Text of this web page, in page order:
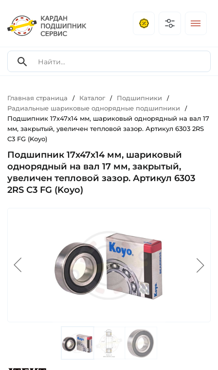
Главная страница / Каталог / Подшипники /
Радиальные шариковые однорядные подшипники /
Подшипник 17х47х14 мм, шариковый однорядный на вал 17
мм, закрытый, увеличен тепловой зазор. Артикул 6303 2RS
C3 FG (Koyo)
Подшипник 17х47х14 мм, шариковый
однорядный на вал 17 мм, закрытый,
увеличен тепловой зазор. Артикул 6303
2RS C3 FG (Koyo)